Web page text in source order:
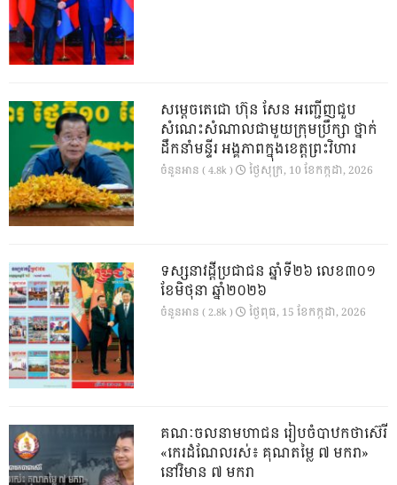
សម្តេចតេជោ ហ៊ុន សែន អញ្ជើញជួប
សំណេះសំណាលជាមួយក្រុមប្រឹក្សា ថ្នាក់
ដឹកនាំមន្ទីរ អង្គភាពក្នុងខេត្តព្រះវិហារ
ចំនួនអាន ( 4.8k ) ថ្ងៃ​សុក្រ, 10 ខែ​កក្កដា, 2026
ទស្សនាវដ្ដីប្រជាជន ឆ្នាំទី២៦ លេខ៣០១
ខែមិថុនា ឆ្នាំ២០២៦
ចំនួនអាន ( 2.8k ) ថ្ងៃ​ពុធ, 15 ខែ​កក្កដា, 2026
គណៈចលនាមហាជន រៀបចំបាឋកថាស៊េរី
«កេរដំណែលរស់៖ គុណតម្លៃ ៧ មករា»
នៅវិមាន ៧ មករា